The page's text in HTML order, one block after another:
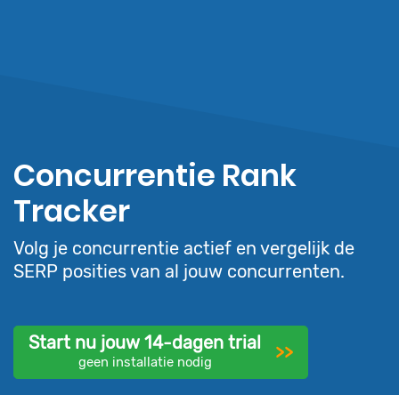
Concurrentie Rank
Tracker
Volg je concurrentie actief en vergelijk de
SERP posities van al jouw concurrenten.
Start nu jouw 14-dagen trial
geen installatie nodig >>